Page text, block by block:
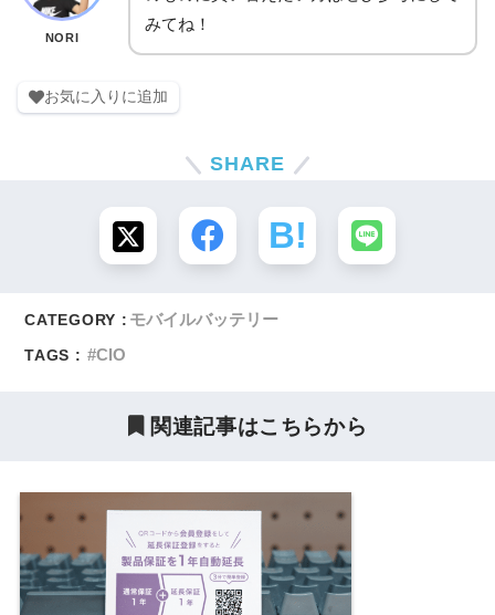
NORI
みてね！
お気に入りに追加
SHARE
CATEGORY : モバイルバッテリー
TAGS : CIO
関連記事はこちらから